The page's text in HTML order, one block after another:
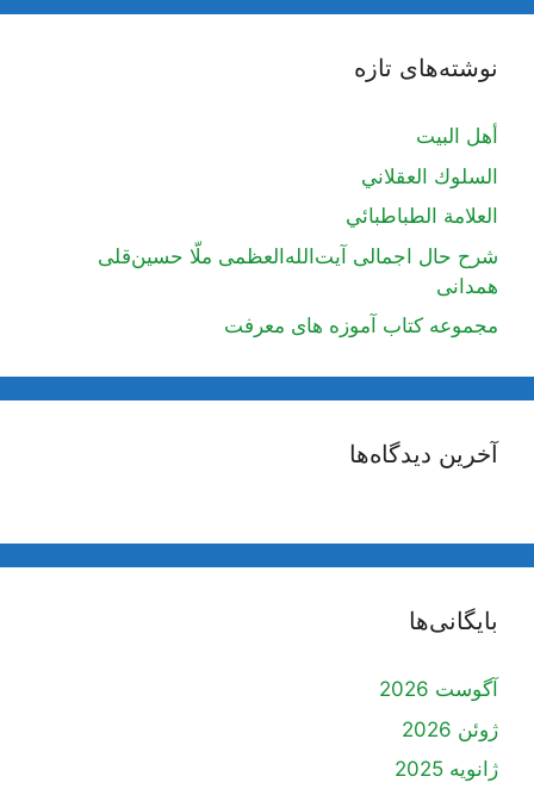
نوشته‌های تازه
أهل البيت
السلوك العقلاني
العلامة الطباطبائي
شرح حال اجمالی آیت‌الله‌العظمی ملّا حسین‌قلی
همدانی
مجموعه کتاب آموزه های معرفت
آخرین دیدگاه‌ها
بایگانی‌ها
آگوست 2026
ژوئن 2026
ژانویه 2025